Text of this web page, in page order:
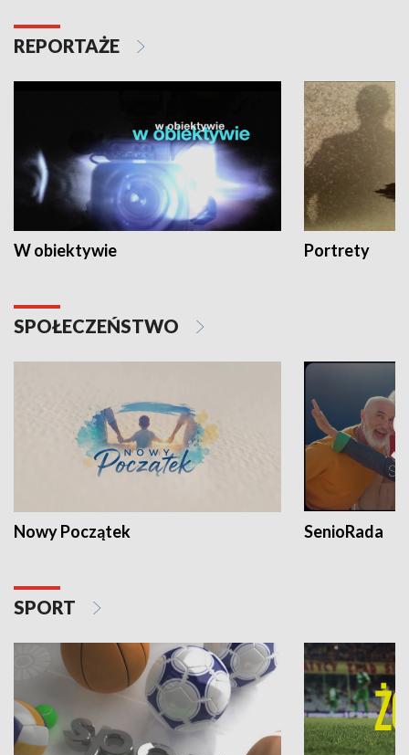
REPORTAŻE
W obiektywie Portrety
SPOŁECZEŃSTWO
Nowy Początek SenioRada
SPORT